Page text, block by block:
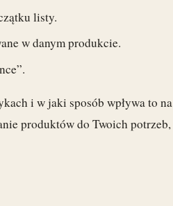
listy.
w danym produkcie.
i w jaki sposób wpływa to na
produktów do Twoich potrzeb,